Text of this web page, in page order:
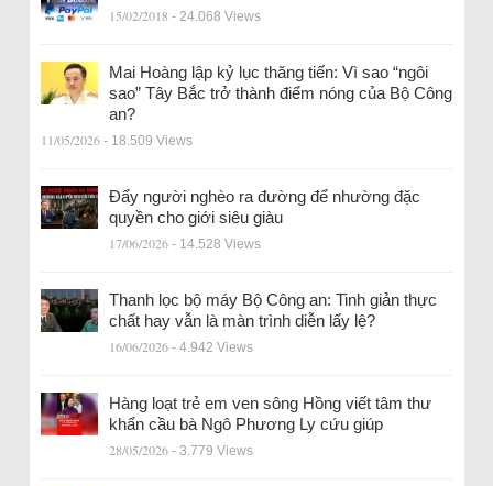
15/02/2018 - 24.068 Views
Mai Hoàng lập kỷ lục thăng tiến: Vì sao “ngôi
sao” Tây Bắc trở thành điểm nóng của Bộ Công
an?
11/05/2026 - 18.509 Views
Đẩy người nghèo ra đường để nhường đặc
quyền cho giới siêu giàu
17/06/2026 - 14.528 Views
Thanh lọc bộ máy Bộ Công an: Tinh giản thực
chất hay vẫn là màn trình diễn lấy lệ?
16/06/2026 - 4.942 Views
Hàng loạt trẻ em ven sông Hồng viết tâm thư
khẩn cầu bà Ngô Phương Ly cứu giúp
28/05/2026 - 3.779 Views